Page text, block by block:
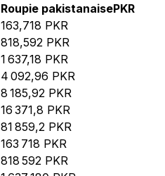
Roupie pakistanaisePKR
163,718 PKR
818,592 PKR
1 637,18 PKR
4 092,96 PKR
8 185,92 PKR
16 371,8 PKR
81 859,2 PKR
163 718 PKR
818 592 PKR